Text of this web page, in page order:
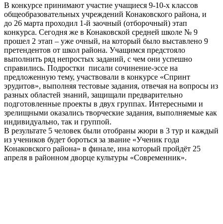
В конкурсе принимают участие учащиеся 9-10-х классов
общеобразовательных учреждений Конаковского района, и
до 26 марта проходил 1-й заочный (отборочный) этап
конкурса. Сегодня же в Конаковской средней школе № 9
прошел 2 этап – уже очный, на который было выставлено 9
претендентов от школ района. Учащимся предстояло
выполнить ряд непростых заданий, с чем они успешно
справились. Подростки писали сочинение-эссе на
предложенную тему, участвовали в конкурсе «Спринт
эрудитов», выполняя тестовые задания, отвечая на вопросы из
разных областей знаний, защищали предварительно
подготовленные проекты в двух группах. Интересными и
зрелищными оказались творческие задания, выполняемые как
индивидуально, так и группой.
В результате 5 человек были отобраны жюри в 3 тур и каждый
из учеников будет бороться за звание «Ученик года
Конаковского района» в финале, ина который пройдёт 25
апреля в районном дворце культуры «Современник».